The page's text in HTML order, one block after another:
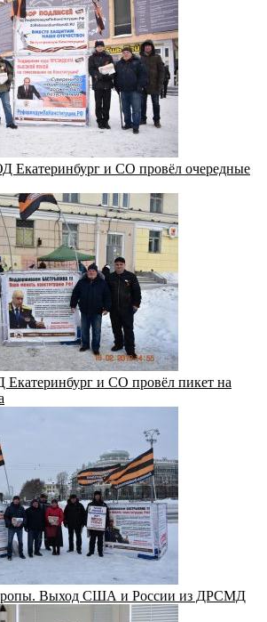
Екатеринбург и СО провёл очередные
Екатеринбург и СО провёл пикет на
Выход США и России из ДРСМД